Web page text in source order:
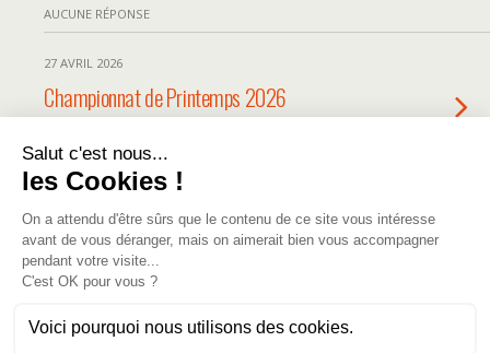
AUCUNE RÉPONSE
27 AVRIL 2026
Championnat de Printemps 2026
AUCUNE RÉPONSE
Retour au début
Mobile
Merci de votre visite